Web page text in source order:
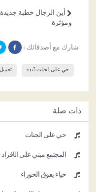
أين الرجال خطبة جديدة
ومؤثرة
شارك مع أصدقائك ›
حي على الجنات mp3
ذات صلة
حي على الجنات
حياء يفوق الحوراء